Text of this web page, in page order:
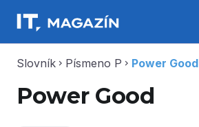
Slovník chevron_right Písmeno P chevron_right Power Good
Power Good